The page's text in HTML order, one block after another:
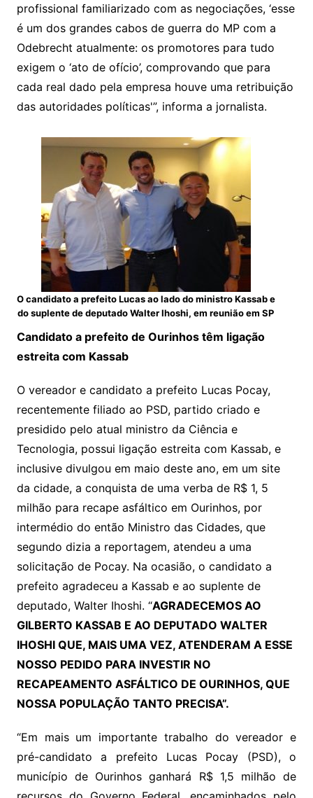
profissional familiarizado com as negociações, ‘esse
é um dos grandes cabos de guerra do MP com a
Odebrecht atualmente: os promotores para tudo
exigem o ‘ato de ofício’, comprovando que para
cada real dado pela empresa houve uma retribuição
das autoridades políticas'”, informa a jornalista.
O candidato a prefeito Lucas ao lado do ministro Kassab e
do suplente de deputado Walter Ihoshi, em reunião em SP
Candidato a prefeito de Ourinhos têm ligação
estreita com Kassab
O vereador e candidato a prefeito Lucas Pocay,
recentemente filiado ao PSD, partido criado e
presidido pelo atual ministro da Ciência e
Tecnologia, possui ligação estreita com Kassab, e
inclusive divulgou em maio deste ano, em um site
da cidade, a conquista de uma verba de R$ 1, 5
milhão para recape asfáltico em Ourinhos, por
intermédio do então Ministro das Cidades, que
segundo dizia a reportagem, atendeu a uma
solicitação de Pocay. Na ocasião, o candidato a
prefeito agradeceu a Kassab e ao suplente de
deputado, Walter Ihoshi. “AGRADECEMOS AO
GILBERTO KASSAB E AO DEPUTADO WALTER
IHOSHI QUE, MAIS UMA VEZ, ATENDERAM A ESSE
NOSSO PEDIDO PARA INVESTIR NO
RECAPEAMENTO ASFÁLTICO DE OURINHOS, QUE
NOSSA POPULAÇÃO TANTO PRECISA”.
“Em mais um importante trabalho do vereador e
pré-candidato a prefeito Lucas Pocay (PSD), o
município de Ourinhos ganhará R$ 1,5 milhão de